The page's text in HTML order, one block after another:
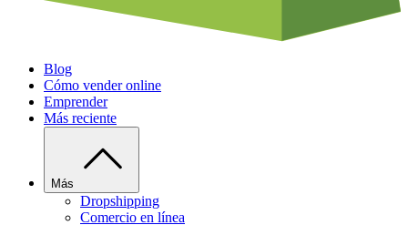
Blog
Cómo vender online
Emprender
Más reciente
Más
Dropshipping
Comercio en línea